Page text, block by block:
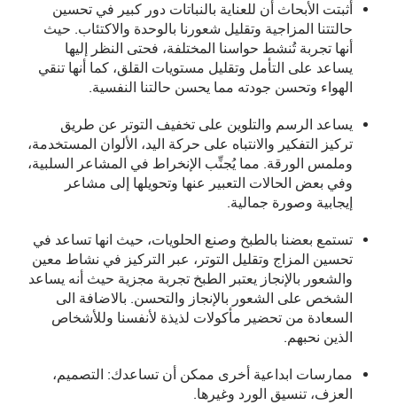
أثبتت الأبحاث أن للعناية بالنباتات دور كبير في تحسين
حالتتنا المزاجية وتقليل شعورنا بالوحدة والاكتئاب. حيث
أنها تجربة تُنشط حواسنا المختلفة، فحتى النظر إليها
يساعد على التأمل وتقليل مستويات القلق، كما أنها تنقي
الهواء وتحسن جودته مما يحسن حالتنا النفسية.
يساعد الرسم والتلوين على تخفيف التوتر عن طريق
تركيز التفكير والانتباه على حركة اليد، الألوان المستخدمة،
وملمس الورقة. مما يُجنِّب الإنخراط في المشاعر السلبية،
وفي بعض الحالات التعبير عنها وتحويلها إلى مشاعر
إيجابية وصورة جمالية.
تستمع بعضنا بالطبخ وصنع الحلويات، حيث انها تساعد في
تحسين المزاج وتقليل التوتر، عبر التركيز في نشاط معين
والشعور بالإنجاز يعتبر الطبخ تجربة مجزية حيث أنه يساعد
الشخص على الشعور بالإنجاز والتحسن. بالاضافة الى
السعادة من تحضير مأكولات لذيذة لأنفسنا وللأشخاص
الذين نحبهم.
ممارسات ابداعية أخرى ممكن أن تساعدك: التصميم،
العزف، تنسيق الورد وغيرها.